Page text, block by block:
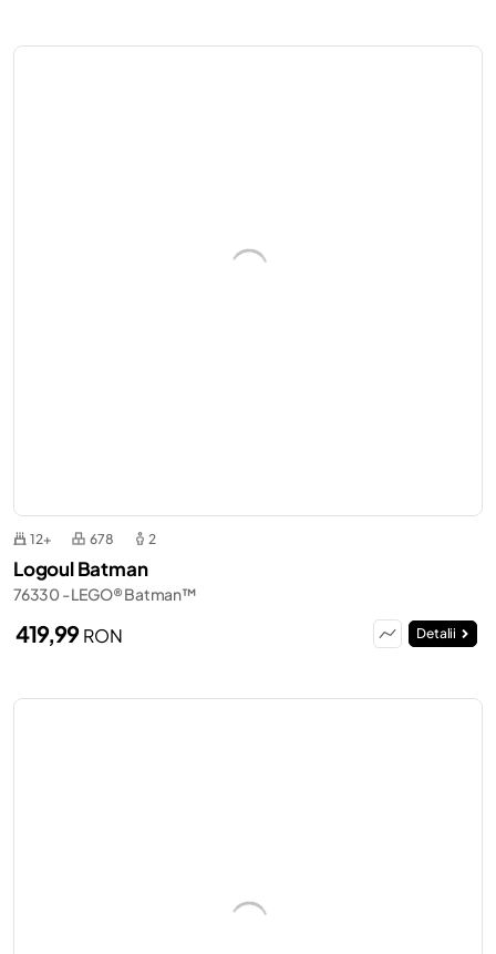
12+ 678 2
Logoul Batman
76330 - LEGO® Batman™
419,99RON Detalii